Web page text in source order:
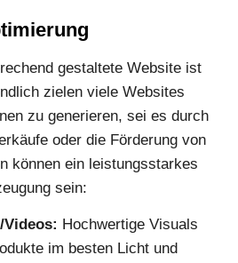
gestaltete Website ist
zielen viele Websites
zu generieren, sei es durch
oder die Förderung von
können ein leistungsstarkes
sein:
Hochwertige Visuals
im besten Licht und